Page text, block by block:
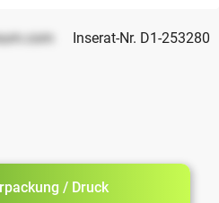
Inserat-Nr. D1-253280
/ Druck